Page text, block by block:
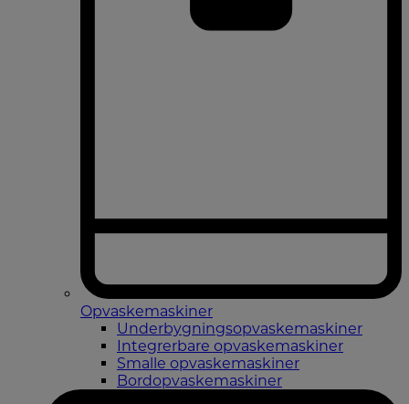
Opvaskemaskiner
Underbygningsopvaskemaskiner
Integrerbare opvaskemaskiner
Smalle opvaskemaskiner
Bordopvaskemaskiner